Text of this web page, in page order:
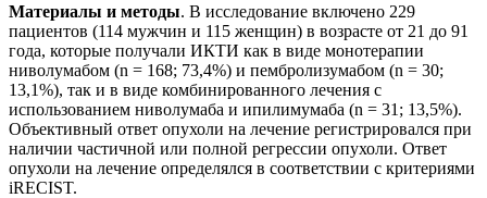
Материалы и методы. В исследование включено 229
пациентов (114 мужчин и 115 женщин) в возрасте от 21 до 91
года, которые получали ИКТИ как в виде монотерапии
ниволумабом (n = 168; 73,4%) и пембролизумабом (n = 30;
13,1%), так и в виде комбинированного лечения с
использованием ниволумаба и ипилимумаба (n = 31; 13,5%).
Объективный ответ опухоли на лечение регистрировался при
наличии частичной или полной регрессии опухоли. Ответ
опухоли на лечение определялся в соответствии с критериями
iRECIST.